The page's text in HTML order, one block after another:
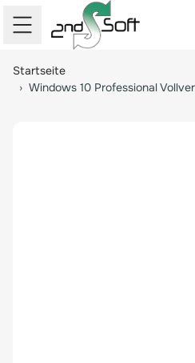
Startseite
› Windows 10 Professional